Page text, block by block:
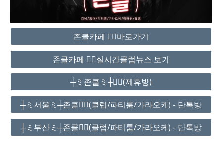
존클카페 ❤️‍🔥바로가기
존클카페 ❤️‍🔥실시간클럽뉴스 보기
┼ミ존클ミ┼❤️‍🔥(제휴방)
┼ミ서울ミ┼존클❤️‍🔥(클럽/파티룸/가라오케) - 단톡방
┼ミ부산ミ┼존클❤️‍🔥(클럽/파티룸/가라오케) - 단톡방